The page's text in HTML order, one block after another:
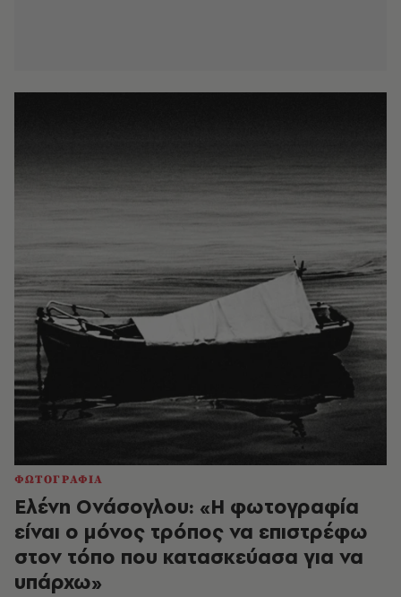
ΦΩΤΟΓΡΑΦΙΑ
Ελένη Ονάσογλου: «Η φωτογραφία
είναι ο μόνος τρόπος να επιστρέφω
στον τόπο που κατασκεύασα για να
υπάρχω»